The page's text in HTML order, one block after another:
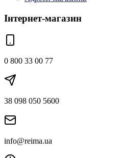
Інтернет-магазин
0 800 33 00 77
38 098 050 5600
info@reima.ua